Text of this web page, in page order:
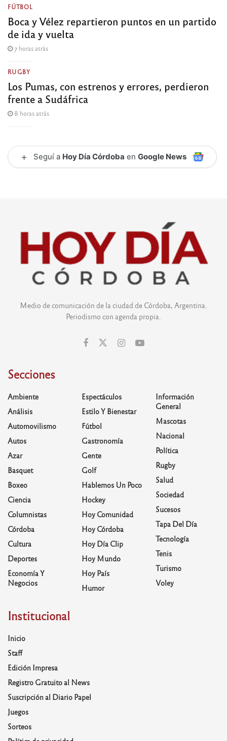
FÚTBOL
Boca y Vélez repartieron puntos en un partido
de ida y vuelta
7 horas atrás
RUGBY
Los Pumas, con estrenos y errores, perdieron
frente a Sudáfrica
8 horas atrás
+ Seguí a Hoy Día Córdoba en Google News
Medio de comunicación de la ciudad de Córdoba, Argentina.
Periodismo con agenda propia.
Secciones
Ambiente
Análisis
Automovilismo
Autos
Azar
Basquet
Boxeo
Ciencia
Columnistas
Córdoba
Cultura
Deportes
Economía Y
Negocios
Espectáculos
Estilo Y Bienestar
Fútbol
Gastronomía
Gente
Golf
Hablemos Un Poco
Hockey
Hoy Comunidad
Hoy Córdoba
Hoy Día Clip
Hoy Mundo
Hoy País
Humor
Información
General
Mascotas
Nacional
Política
Rugby
Salud
Sociedad
Sucesos
Tapa Del Día
Tecnología
Tenis
Turismo
Voley
Institucional
Inicio
Staff
Edición Impresa
Registro Gratuito al News
Suscripción al Diario Papel
Juegos
Sorteos